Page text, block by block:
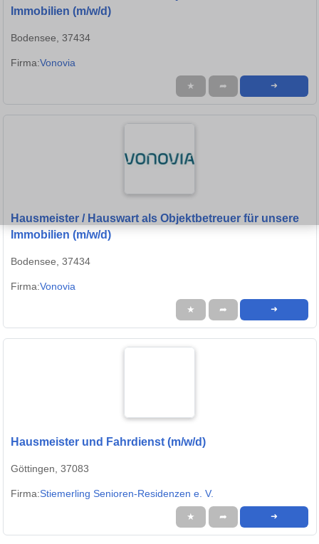
Immobilien (m/w/d)
Bodensee, 37434
Firma:Vonovia
★ ➦ ➜
Hausmeister / Hauswart als Objektbetreuer für unsere
Immobilien (m/w/d)
Bodensee, 37434
Firma:Vonovia
★ ➦ ➜
Hausmeister und Fahrdienst (m/w/d)
Göttingen, 37083
Firma:Stiemerling Senioren-Residenzen e. V.
★ ➦ ➜